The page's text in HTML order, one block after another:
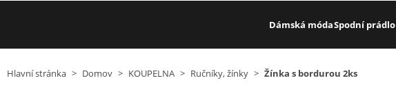
Dámská módaSpodní prádlo
Hlavní stránka > Domov > KOUPELNA > Ručníky, žínky > Žínka s bordurou 2ks